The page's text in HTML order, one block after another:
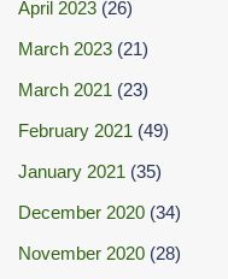
April 2023 (26)
March 2023 (21)
March 2021 (23)
February 2021 (49)
January 2021 (35)
December 2020 (34)
November 2020 (28)